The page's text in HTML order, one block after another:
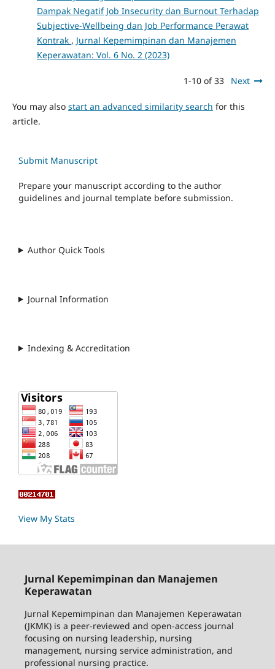
Dampak Negatif Job Insecurity dan Burnout Terhadap
Subjective-Wellbeing dan Job Performance Perawat
Kontrak , Jurnal Kepemimpinan dan Manajemen
Keperawatan: Vol. 6 No. 2 (2023)
1-10 of 33 Next
You may also start an advanced similarity search for this
article.
Submit Manuscript
Prepare your manuscript according to the author
guidelines and journal template before submission.
Author Quick Tools
Journal Information
Indexing & Accreditation
View My Stats
Jurnal Kepemimpinan dan Manajemen
Keperawatan
Jurnal Kepemimpinan dan Manajemen Keperawatan
(JKMK) is a peer-reviewed and open-access journal
focusing on nursing leadership, nursing
management, nursing service administration, and
professional nursing practice.